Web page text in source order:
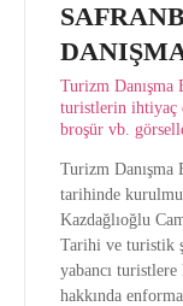
Turizm Danışma
turistlerin ihtiyaç
broşür vb.
Turizm
tarihinde
Kazdağlıoğlu
Tarihi ve turistik
yabancı
hakkında